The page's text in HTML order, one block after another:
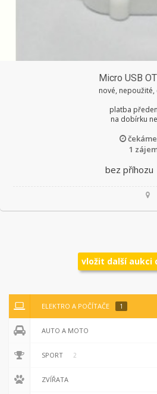
Micro USB
nové, nepoužité,
platba
na dobírku
1
bez příhozu
vložit další aukci
ELEKTRO A POČÍTAČE 1
AUTO A MOTO
SPORT 2
ZVÍŘATA